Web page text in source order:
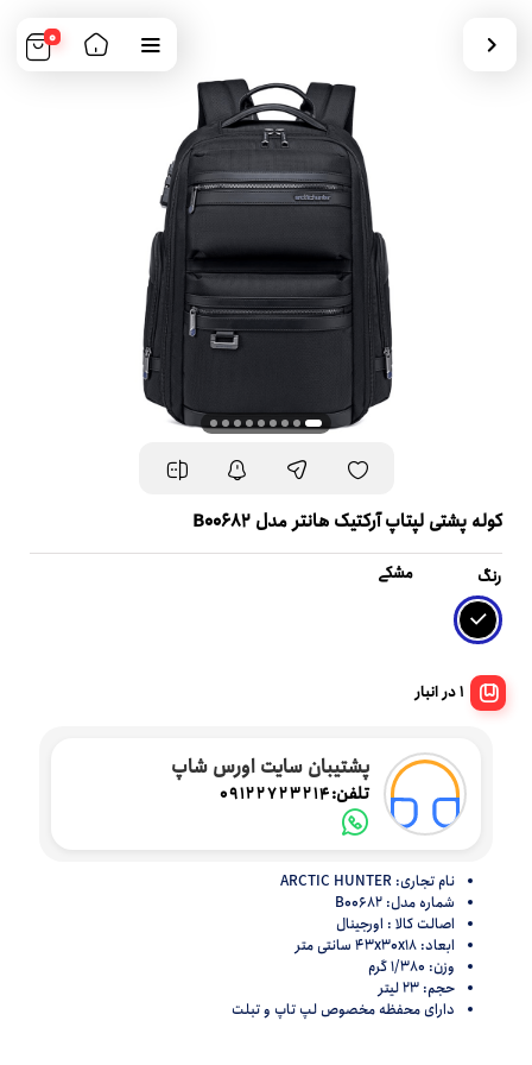
0
کوله پشتی لپتاپ آرکتیک هانتر مدل B00682
رنگ مشکی
1 در انبار
پشتیبان سایت اورس شاپ
تلفن:09122723214
نام تجاری: ARCTIC HUNTER
شماره مدل: B00682
اصالت کالا : اورجینال
ابعاد: 43x30x18 سانتی متر
وزن: 1/380 گرم
حجم: 23 لیتر
دارای محفظه مخصوص لپ تاپ و تبلت